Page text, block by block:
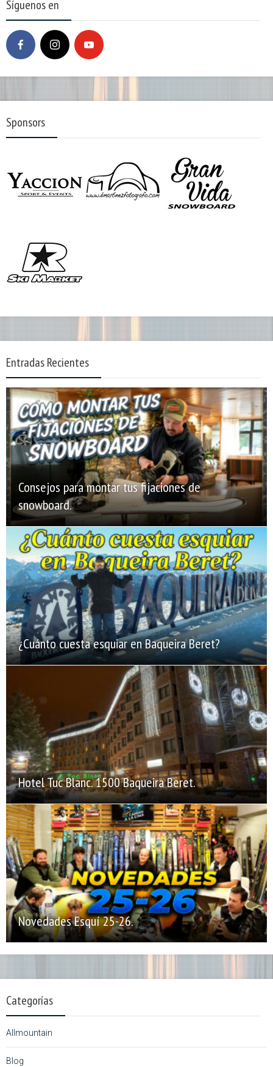
Síguenos en
Sponsors
Entradas Recientes
Consejos para montar tus fijaciones de
snowboard.
¿Cuánto cuesta esquiar en Baqueira Beret?
Hotel Tuc Blanc. 1500 Baqueira Beret.
Novedades Esquí 25-26.
Categorías
Allmountain
Blog